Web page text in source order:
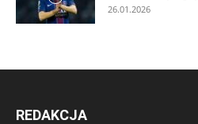
26.01.2026
REDAKCJA